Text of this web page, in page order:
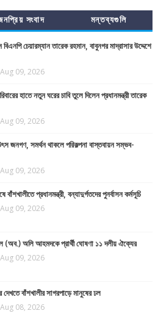
সংবাদ মন্তব্যগুলি
চেয়ারম্যান তারেক রহমান, বাবুনগর মাদ্রাসার উদ্দেশে
Aug 09, 2026
হাতে নতুন ঘরের চাবি তুলে দিলেন প্রধানমন্ত্রী তারেক
Aug 09, 2026
জনগণ, সমর্থন থাকলে পরিকল্পনা বাস্তবায়ন সম্ভব-
Aug 09, 2026
বাঁশখালীতে প্রধানমন্ত্রী, বন্যাদুর্গতদের পুনর্বাসন কর্মসূচি
Aug 09, 2026
(অব.) অলি আহমদকে প্রার্থী ঘোষণা ১১ দলীয় ঐক্যের
Aug 09, 2026
বাঁশখালীর সাগরপাড়ে মানুষের ঢল
Aug 08, 2026